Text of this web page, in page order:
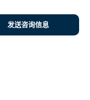
发送咨询信息